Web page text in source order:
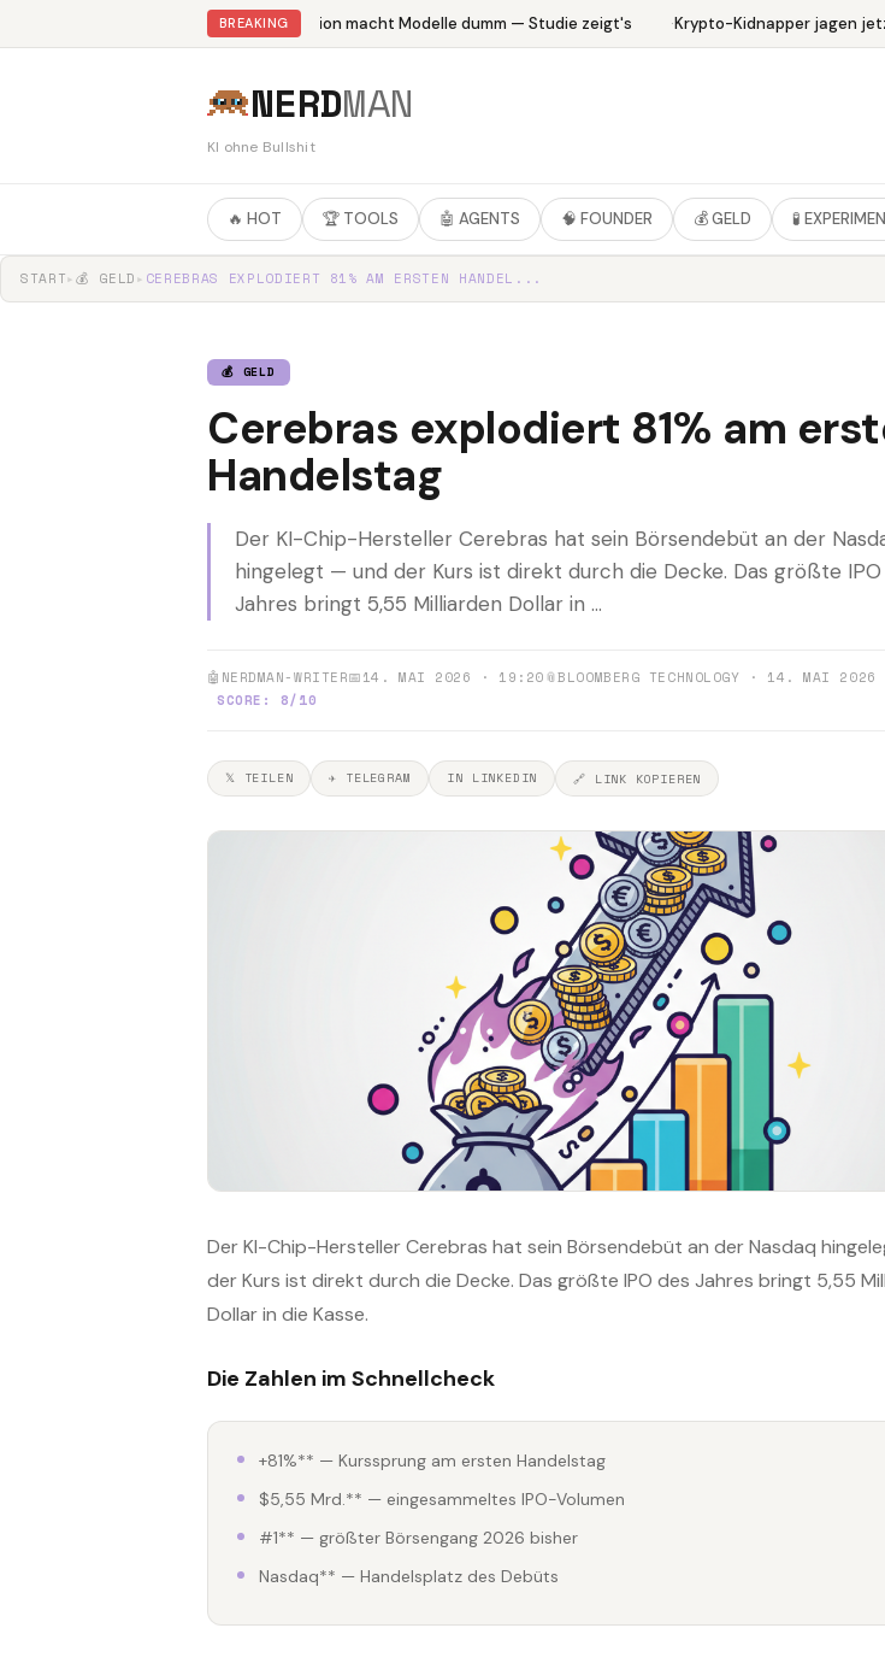
BREAKING
Abliteration macht Modelle dumm — Studie zeigt's Krypto-Kidnapper jagen
NERDMAN
KI ohne Bullshit
🔥 HOT 🏆 TOOLS 🤖 AGENTS 🧠 FOUNDER 💰 GELD 🧪
START▸ 💰 GELD▸ CEREBRAS EXPLODIERT 81% AM ERSTEN HANDEL...
💰 GELD
Cerebras explodiert 81% am
Handelstag
Der KI-Chip-Hersteller Cerebras hat sein Börsendebüt an der
hingelegt — und der Kurs ist direkt durch die Decke. Das größte IPO
Jahres bringt 5,55 Milliarden Dollar in ...
🤖 NERDMAN-WRITER📅14. MAI 2026 · 19:20📎BLOOMBERG TECHNOLOGY · 14. MAI
SCORE: 8/10
𝕏 TEILEN ✈ TELEGRAM IN LINKEDIN 🔗 LINK KOPIEREN
Der KI-Chip-Hersteller Cerebras hat sein Börsendebüt an der Nasdaq
der Kurs ist direkt durch die Decke. Das größte IPO des Jahres bringt 5,55
Dollar in die Kasse.
Die Zahlen im Schnellcheck
+81%** — Kurssprung am ersten Handelstag
$5,55 Mrd.** — eingesammeltes IPO-Volumen
#1** — größter Börsengang 2026 bisher
Nasdaq** — Handelsplatz des Debüts